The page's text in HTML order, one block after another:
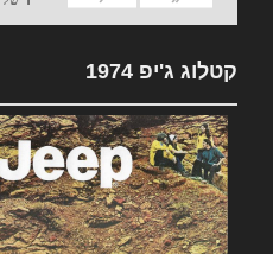
קטלוג ג'יפ 1974